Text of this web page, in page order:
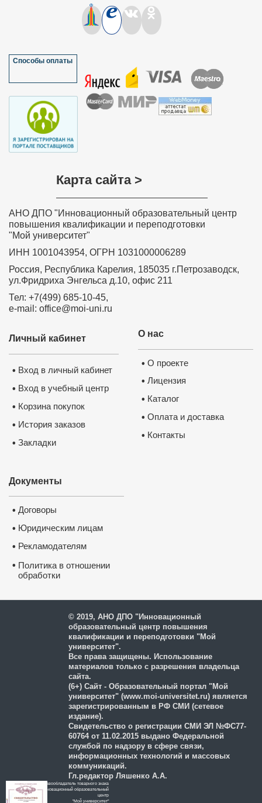
Госуслугах
Легитимность выдаваемого
Министерством образования РФ.
Способы оплаты
Карта сайта >
АНО ДПО "Инновационный образовательный центр
повышения квалификации и переподготовки
"Мой университет"
ИНН 1001043954, ОГРН 1031000006289
Россия, Республика Карелия, 185035 г.Петрозаводск,
ул.Фридриха Энгельса д.10, офис 211
Тел: +7(499) 685-10-45,
e-mail: office@moi-uni.ru
О нас
• О проекте
• Лицензия
• Каталог
• Оплата и доставка
• Контакты
Личный кабинет
• Вход в личный кабинет
• Вход в учебный центр
• Корзина покупок
• История заказов
• Закладки
Документы
• Договоры
• Юридическим лицам
• Рекламодателям
• Политика в отношении
обработки
© 2019, АНО ДПО "Инновационный
образовательный центр повышения
квалификации и переподготовки "Мой
университет".
Все права защищены. Использование
материалов только с разрешения владельца
сайта.
(6+) Сайт - Образовательный портал "Мой
университет" (www.moi-universitet.ru) является
зарегистрированным в РФ СМИ (сетевое
издание).
Свидетельство о регистрации СМИ ЭЛ №ФС77-
60764 от 11.02.2015 выдано Федеральной
службой по надзору в сфере связи,
информационных технологий и массовых
коммуникаций.
Гл.редактор Ляшенко А.А.
Правообладатель товарного знака
Инновационный образовательный
цeнтр
"Мой университет"